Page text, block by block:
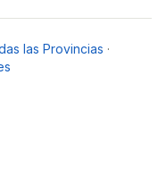
las Provincias ·